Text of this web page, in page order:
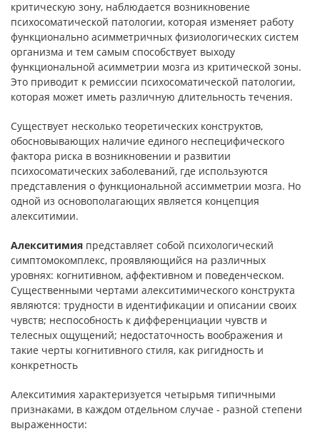
критическую зону, наблюдается возник­новение
психосоматической патологии, которая изменяет работу
функционально асимметричных физиологических систем
орга­низма и тем самым способствует выходу
функциональной асим­метрии мозга из критической зоны.
Это приводит к ремиссии пси­хосоматической патологии,
которая может иметь различную длительность течения.
Существует несколько теоретических конструктов,
обосновы­вающих наличие единого неспецифического
фактора риска в воз­никновении и развитии
психосоматических заболеваний, где ис­пользуются
представления о функциональной ассимметрии мозга. Но
одной из основополагающих является концепция
алекситимии.
Алекситимия представляет собой психологический
симптомокомплекс, проявляющийся на различных
уровнях: когнитивном, аффективном и поведенческом.
Существенными чертами алекситимического конструкта
являются: трудности в идентификации и описании своих
чувств; неспособность к дифференциации чувств и
телесных ощущений; недостаточность воображения и
такие черты когнитивного стиля, как ригидность и
конкретность
Алекситимия характеризуется четырьмя типичными
призна­ками, в каждом отдельном случае - разной степени
выраженно­сти: